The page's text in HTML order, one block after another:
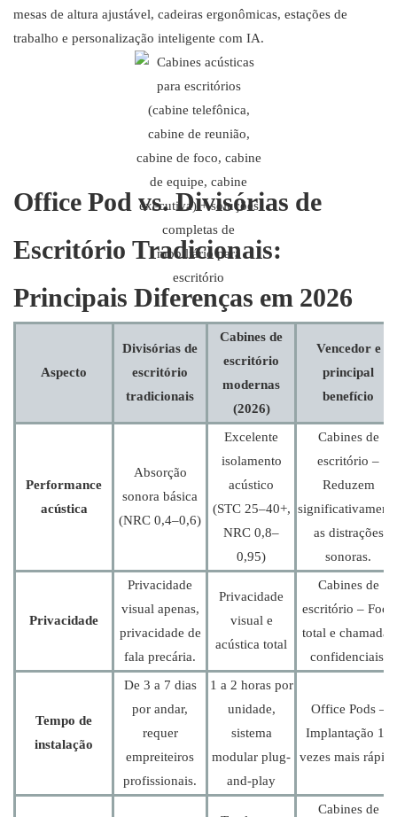
mesas de altura ajustável, cadeiras ergonômicas, estações de
trabalho e personalização inteligente com IA.
Office Pod vs. Divisórias de
Escritório Tradicionais:
Principais Diferenças em 2026
Aspecto
Divisórias de
escritório
tradicionais
Cabines de
escritório
modernas
(2026)
Vencedor e
principal
benefício
Performance
acústica
Absorção
sonora básica
(NRC 0,4–0,6)
Excelente
isolamento
acústico
(STC 25–40+,
NRC 0,8–
0,95)
Cabines de
escritório –
Reduzem
as distrações
sonoras.
Privacidade
Privacidade
visual apenas,
privacidade de
fala precária.
Privacidade
visual e
acústica total
Cabines de
escritório – Foco
total e chamadas
confidenciais.
Tempo de
instalação
De 3 a 7 dias
por andar,
requer
empreiteiros
profissionais.
1 a 2 horas por
unidade,
sistema
modular plug-
and-play
Office Pods –
Implantação 10
vezes mais rápida
Cabines de